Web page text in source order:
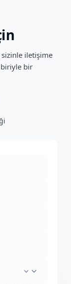
iletişime
biriyle bir